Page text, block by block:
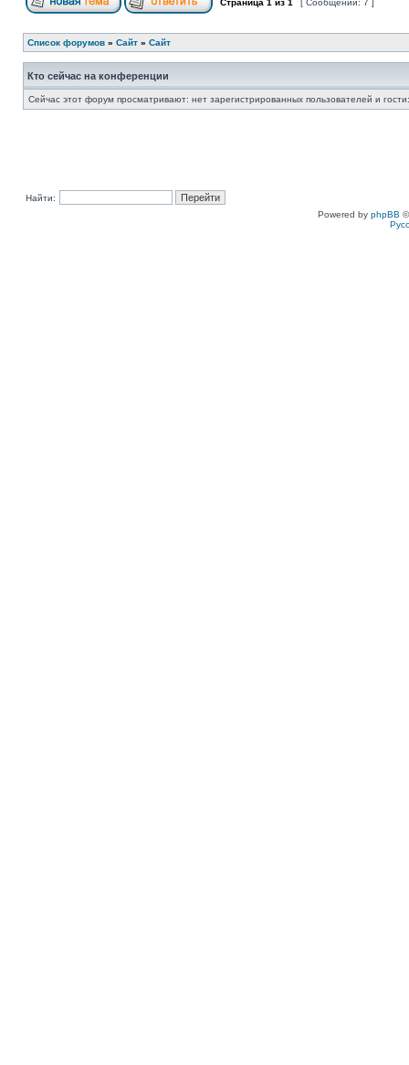
Страница 1 из 1 [ Сообщений: 7 ]
Список форумов » Сайт » Сайт
Кто сейчас на конференции
Сейчас этот форум просматривают: нет зарегистрированных пользователей и
Найти:
Powered by phpBB